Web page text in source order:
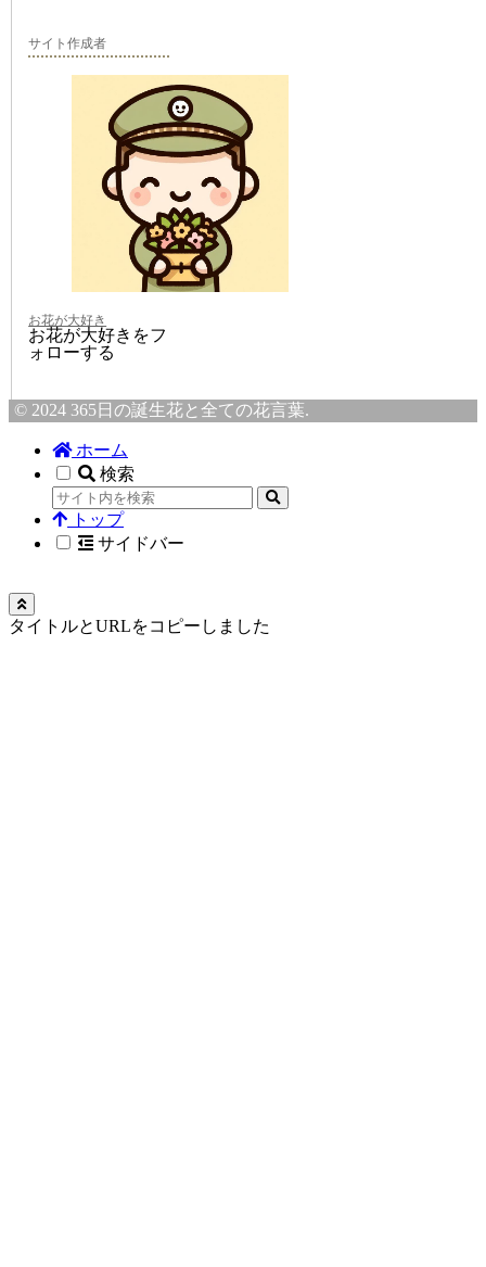
サイト作成者
お花が大好き
お花が大好きをフ
ォローする
© 2024 365日の誕生花と全ての花言葉.
ホーム
検索
トップ
サイドバー
タイトルとURLをコピーしました